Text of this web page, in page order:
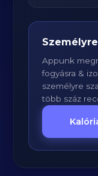
Appunk
fogyásra &
személyre
több száz